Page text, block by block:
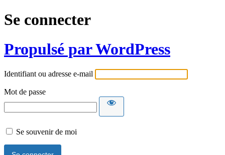
Se connecter
Propulsé par WordPress
Identifiant ou adresse e-mail
Mot de passe
Se souvenir de moi